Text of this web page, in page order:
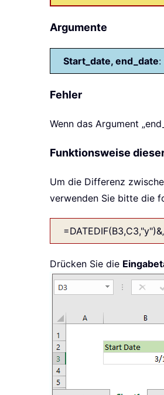
Argumente
Start_date, end_date:
Fehler
Wenn das Argument
Funktionsweise
Um die Differenz
verwenden Sie bitte die
Drücken Sie die